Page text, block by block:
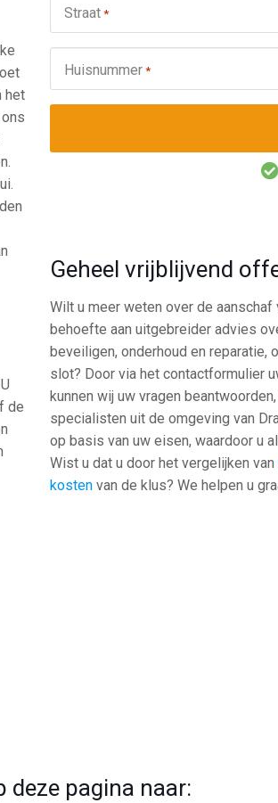
het
de
Straat *
Huisnummer *
Geheel vrijblijvend
Wilt u meer weten over de
behoefte aan uitgebreider advies
beveiligen, onderhoud en
slot? Door via het contactformulier
kunnen wij uw vragen
specialisten uit de omgeving van
op basis van uw eisen, waardoor u
Wist u dat u door het vergelijken van
kostenvan de klus? We helpen u
deze pagina naar: